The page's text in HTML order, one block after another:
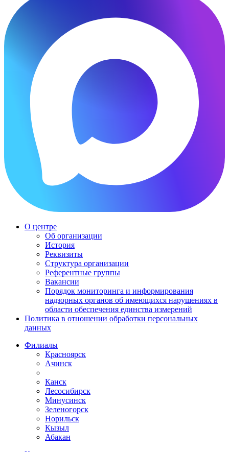
О центре
Об организации
История
Реквизиты
Структура организации
Референтные группы
Вакансии
Порядок мониторинга и информирования
надзорных органов об имеющихся нарушениях в
области обеспечения единства измерений
Политика в отношении обработки персональных
данных
Филиалы
Красноярск
Ачинск
Канск
Лесосибирск
Минусинск
Зеленогорск
Норильск
Кызыл
Абакан